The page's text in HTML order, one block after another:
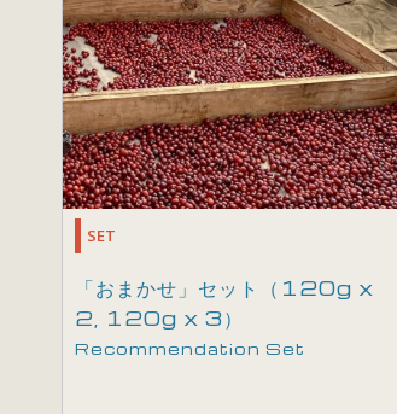
SET
「おまかせ」セット（120g x
2, 120g x 3）
Recommendation Set